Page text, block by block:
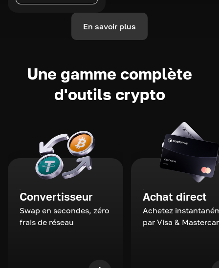
En savoir plus
Une gamme complète
d'outils crypto
Convertisseur
Swap en secondes, zéro
frais de réseau
Achat direct
Achetez
par Visa &